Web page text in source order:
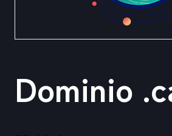
Dominio